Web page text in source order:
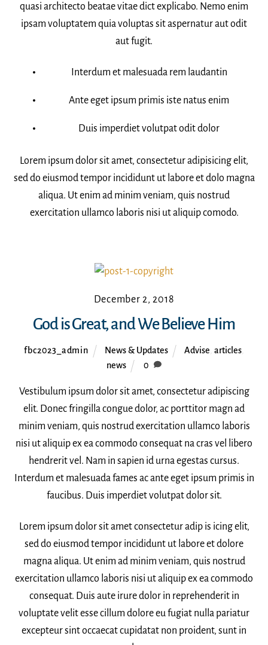
quasi architecto beatae vitae dict explicabo. Nemo enim
ipsam voluptatem quia voluptas sit aspernatur aut odit
aut fugit.
Interdum et malesuada rem laudantin
Ante eget ipsum primis iste natus enim
Duis imperdiet volutpat odit dolor
Lorem ipsum dolor sit amet, consectetur adipisicing elit,
sed do eiusmod tempor incididunt ut labore et dolo magna
aliqua. Ut enim ad minim veniam, quis nostrud
exercitation ullamco laboris nisi ut aliquip comodo.
December 2, 2018
God is Great, and We Believe Him
fbc2023_admin News & Updates Advise articles,
news
0
Vestibulum ipsum dolor sit amet, consectetur adipiscing
elit. Donec fringilla congue dolor, ac porttitor magn ad
minim veniam, quis nostrud exercitation ullamco laboris
nisi ut aliquip ex ea commodo consequat na cras vel libero
hendrerit vel. Nam in sapien id urna egestas cursus.
Interdum et malesuada fames ac ante eget ipsum primis in
faucibus. Duis imperdiet volutpat dolor sit.
Lorem ipsum dolor sit amet consectetur adip is icing elit,
sed do eiusmod tempor incididunt ut labore et dolore
magna aliqua. Ut enim ad minim veniam, quis nostrud
exercitation ullamco laboris nisi ut aliquip ex ea commodo
consequat. Duis aute irure dolor in reprehenderit in
voluptate velit esse cillum dolore eu fugiat nulla pariatur
excepteur sint occaecat cupidatat non proident, sunt in